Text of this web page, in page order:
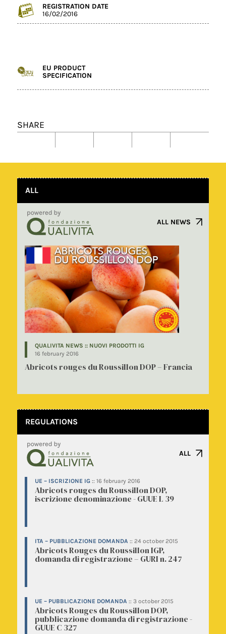
REGISTRATION DATE
16/02/2016
EU PRODUCT
SPECIFICATION
SHARE
ALL
ALL NEWS
QUALIVITA NEWS :: NUOVI PRODOTTI IG
16 february 2016
Abricots rouges du Roussillon DOP – Francia
REGULATIONS
ALL
UE – ISCRIZIONE IG:: 16 february 2016
Abricots rouges du Roussillon DOP,
iscrizione denominazione - GUUE L 39
ITA – PUBBLICAZIONE DOMANDA :: 24 october 2015
Abricots Rouges du Roussillon IGP,
domanda di registrazione – GURI n. 247
UE – PUBBLICAZIONE DOMANDA :: 3 october 2015
Abricots Rouges du Roussillon DOP,
pubblicazione domanda di registrazione -
GUUE C 327